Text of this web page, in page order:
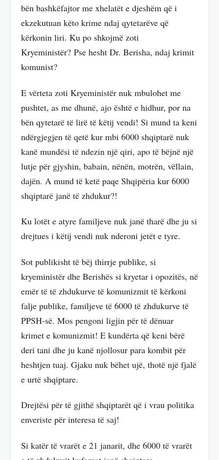
bën bashkëfajtor me xhelatët e djeshëm që i
ekzekutuan këto krime ndaj qytetarëve që
kërkonin liri. Ku po shkojmë zoti
Kryeministër? Pse hesht Dr. Berisha, ndaj krimit
komunist?
E vërteta zoti Kryeministër nuk mbulohet me
pushtet, as me dhunë, ajo është e hidhur, por na
bën qytetarë të lirë të këtij vendi! Si mund ta keni
ndërgjegjen të qetë kur mbi 6000 shqiptarë nuk
kanë mundësi të ndezin një qiri, apo të bëjnë një
lutje për gjyshin, babain, nënën, motrën, vëllain,
dajën. A mund të ketë paqe Shqipëria kur 6000
shqiptarë janë të zhdukur?!
Ku lotët e atyre familjeve nuk janë tharë dhe ju si
drejtues i këtij vendi nuk nderoni jetët e tyre.
Sot publikisht të bëj thirrje publike, si
kryeministër dhe Berishës si kryetar i opozitës, në
emër të të zhdukurve të komunizmit të kërkoni
falje publike, familjeve të 6000 të zhdukurve të
PPSH-së. Mos pengoni ligjin për të dënuar
krimet e komunizmit! E kundërta që keni bërë
deri tani dhe ju kanë njollosur para kombit për
heshtjen tuaj. Gjaku nuk bëhet ujë, thotë një fjalë
e urtë shqiptare.
Drejtësi për të gjithë shqiptarët që i vrau politika
enveriste për interesa të saj!
Si katër të vrarët e 21 janarit, dhe 6000 të vrarët